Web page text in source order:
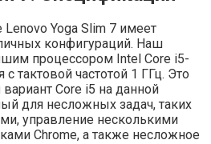
Yoga Slim 7 имеет
конфигураций. Наш
процессором Intel Core i5-
тактовой частотой 1 ГГц. Это
Core i5 на данной
для несложных задач, таких
управление несколькими
Chrome, а также несложное